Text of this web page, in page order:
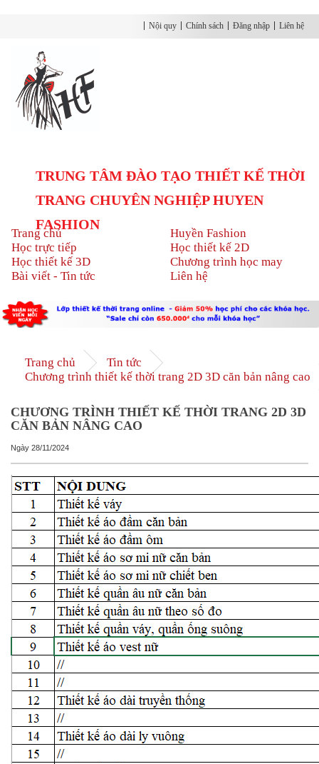
Nội quy Chính sách Đăng nhập Liên hệ
TRUNG TÂM ĐÀO TẠO THIẾT KẾ THỜI
TRANG CHUYÊN NGHIỆP HUYEN
FASHION
Trang chủ
Huyền Fashion
Học trực tiếp
Học thiết kế 2D
Học thiết kế 3D
Chương trình học may
Bài viết - Tin tức
Liên hệ
Trang chủ
Tin tức
Chương trình thiết kế thời trang 2D 3D căn bản nâng cao
CHƯƠNG TRÌNH THIẾT KẾ THỜI TRANG 2D 3D
CĂN BẢN NÂNG CAO
Ngày 28/11/2024